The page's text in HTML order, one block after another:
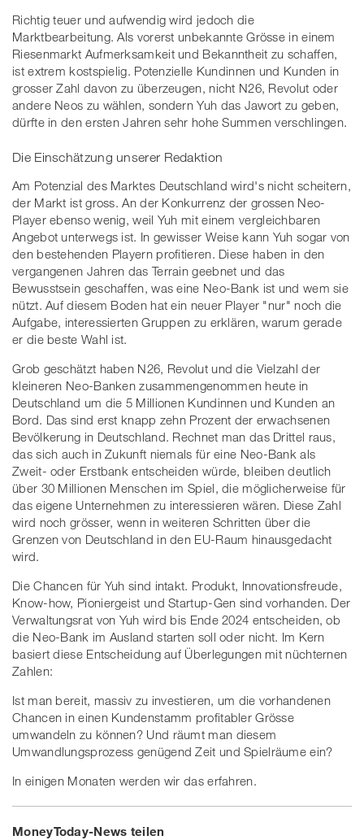
Richtig teuer und aufwendig wird jedoch die
Marktbearbeitung. Als vorerst unbekannte Grösse in einem
Riesenmarkt Aufmerksamkeit und Bekanntheit zu schaffen,
ist extrem kostspielig. Potenzielle Kundinnen und Kunden in
grosser Zahl davon zu überzeugen, nicht N26, Revolut oder
andere Neos zu wählen, sondern Yuh das Jawort zu geben,
dürfte in den ersten Jahren sehr hohe Summen verschlingen.
Die Einschätzung unserer Redaktion
Am Potenzial des Marktes Deutschland wird's nicht scheitern,
der Markt ist gross. An der Konkurrenz der grossen Neo-
Player ebenso wenig, weil Yuh mit einem vergleichbaren
Angebot unterwegs ist. In gewisser Weise kann Yuh sogar von
den bestehenden Playern profitieren. Diese haben in den
vergangenen Jahren das Terrain geebnet und das
Bewusstsein geschaffen, was eine Neo-Bank ist und wem sie
nützt. Auf diesem Boden hat ein neuer Player "nur" noch die
Aufgabe, interessierten Gruppen zu erklären, warum gerade
er die beste Wahl ist.
Grob geschätzt haben N26, Revolut und die Vielzahl der
kleineren Neo-Banken zusammengenommen heute in
Deutschland um die 5 Millionen Kundinnen und Kunden an
Bord. Das sind erst knapp zehn Prozent der erwachsenen
Bevölkerung in Deutschland. Rechnet man das Drittel raus,
das sich auch in Zukunft niemals für eine Neo-Bank als
Zweit- oder Erstbank entscheiden würde, bleiben deutlich
über 30 Millionen Menschen im Spiel, die möglicherweise für
das eigene Unternehmen zu interessieren wären. Diese Zahl
wird noch grösser, wenn in weiteren Schritten über die
Grenzen von Deutschland in den EU-Raum hinausgedacht
wird.
Die Chancen für Yuh sind intakt. Produkt, Innovationsfreude,
Know-how, Pioniergeist und Startup-Gen sind vorhanden. Der
Verwaltungsrat von Yuh wird bis Ende 2024 entscheiden, ob
die Neo-Bank im Ausland starten soll oder nicht. Im Kern
basiert diese Entscheidung auf Überlegungen mit nüchternen
Zahlen:
Ist man bereit, massiv zu investieren, um die vorhandenen
Chancen in einen Kundenstamm profitabler Grösse
umwandeln zu können? Und räumt man diesem
Umwandlungsprozess genügend Zeit und Spielräume ein?
In einigen Monaten werden wir das erfahren.
MoneyToday-News teilen